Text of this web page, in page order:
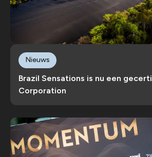
Brazil Sensations is nu een
Corporation
Nieuws